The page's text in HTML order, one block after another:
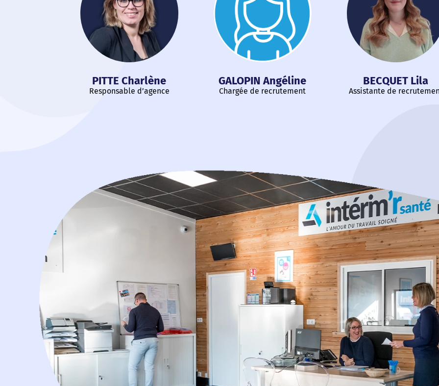
PITTE Charlène
Responsable d’agence
GALOPIN Angéline
Chargée de recrutement
BECQUET Lila
Assistante de